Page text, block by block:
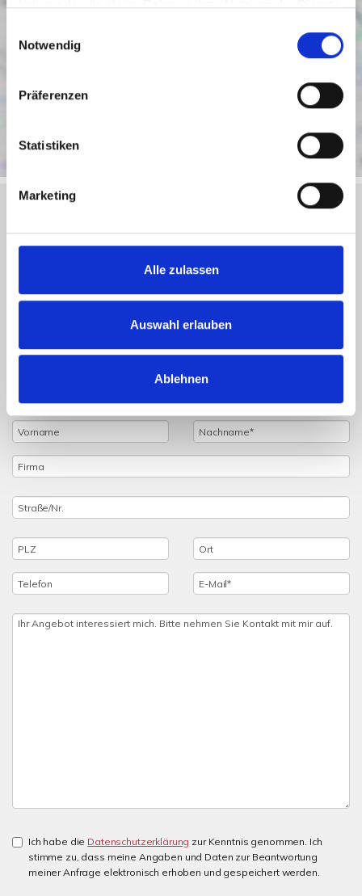
haben oder die sie im Rahmen Ihrer Nutzung der Dienste
Notwendig
Präferenzen
Statistiken
Marketing
Alle zulassen
Auswahl erlauben
Ablehnen
Objektanfrage
Sie haben noch Fragen zu dem Angebot oder wollen
einfach das untenstehende Formular vollständig aus und
wir setzen uns schnellstmöglich mit Ihnen in Verbindung.
Ich habe die Datenschutzerklärung zur Kenntnis genommen. Ich
stimme zu, dass meine Angaben und Daten zur Beantwortung
meiner Anfrage elektronisch erhoben und gespeichert werden.